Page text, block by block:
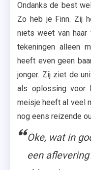
Ondanks de best
Zo heb je Finn. Zij
niets weet van
tekeningen alleen
heeft even geen
jonger. Zij ziet de
als oplossing voor
meisje heeft al veel
nog eens reizende
Oke, wat in
een